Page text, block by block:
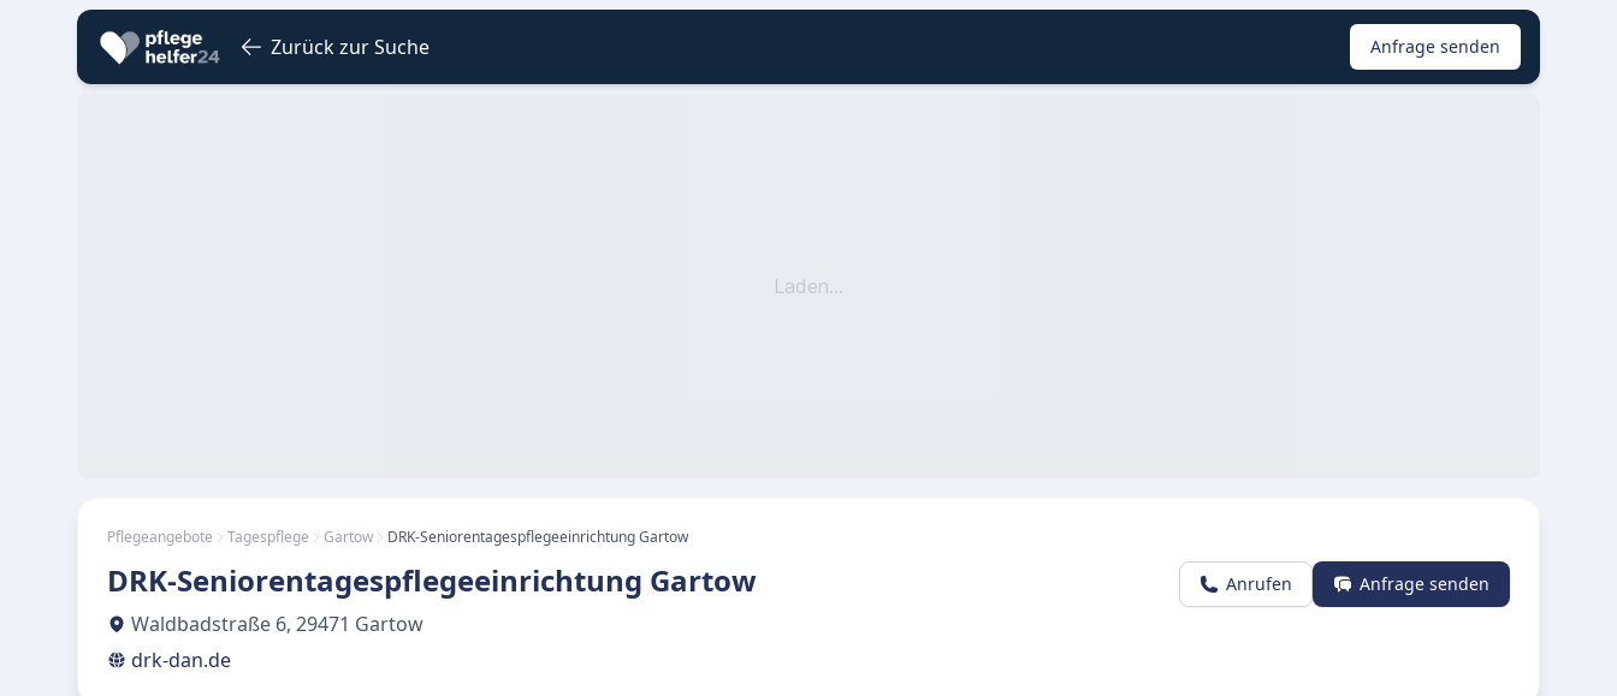
Zurück zur Suche Anfrage senden
Laden...
Pflegeangebote Tagespflege Gartow DRK-Seniorentagespflegeeinrichtung Gartow
DRK-Seniorentagespflegeeinrichtung Gartow
Waldbadstraße 6, 29471 Gartow
drk-dan.de
Anrufen Anfrage senden